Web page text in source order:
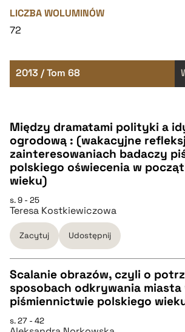
LICZBA WOLUMINÓW
72
2013 / Tom 68
Między dramatami polityki a
ogrodową : (wakacyjne
zainteresowaniach badaczy
polskiego oświecenia w
wieku)
s. 9 - 25
Teresa Kostkiewiczowa
Zacytuj Udostępnij
CZYSTY TEKST
Scalanie obrazów, czyli o
sposobach odkrywania miasta
piśmiennictwie polskiego
s. 27 - 42